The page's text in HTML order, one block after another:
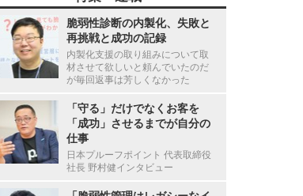
脆弱性診断の内製化、失敗と
再挑戦と成功の記録
内製化支援の取り組みについて取
材させて欲しいと頼んでいたのだ
が毎回返事は芳しくなかった
「守る」だけでなくお客を
「成功」させるまでが自分の
仕事
日本プルーフポイント 代表取締役
社長 野村健インタビュー